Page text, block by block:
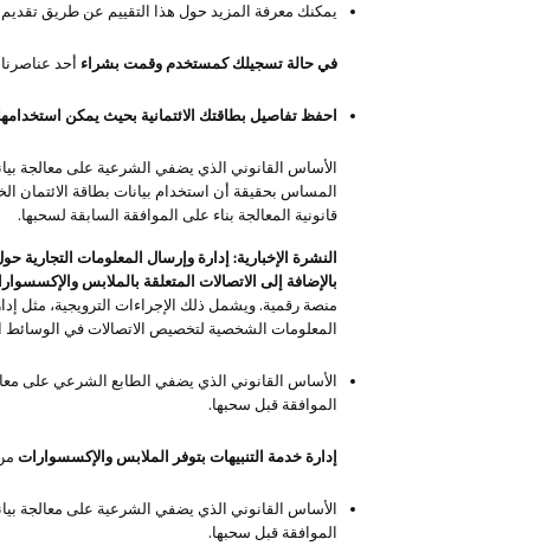
يمكنك معرفة المزيد حول هذا التقييم عن طريق
في حالة تسجيلك كمستخدم وقمت بشراء أحد
احفظ تفاصيل بطاقتك الائتمانية بحيث يمكن
الأساس القانوني الذي يضفي الشرعية على معالجة
المساس بحقيقة أن استخدام بيانات بطاقة
قانونية المعالجة بناء على الموافقة السابقة لسحبها.
النشرة الإخبارية: إدارة وإرسال المعلومات
بالإضافة إلى الاتصالات المتعلقة بالملابس
منصة رقمية. ويشمل ذلك الإجراءات الترويجية، مثل
المعلومات الشخصية لتخصيص الاتصالات في الوسائط
الأساس القانوني الذي يضفي الطابع الشرعي على
الموافقة قبل سحبها.
إدارة خدمة التنبيهات بتوفر الملابس والإكسسوارات
الأساس القانوني الذي يضفي الشرعية على معالجة
الموافقة قبل سحبها.